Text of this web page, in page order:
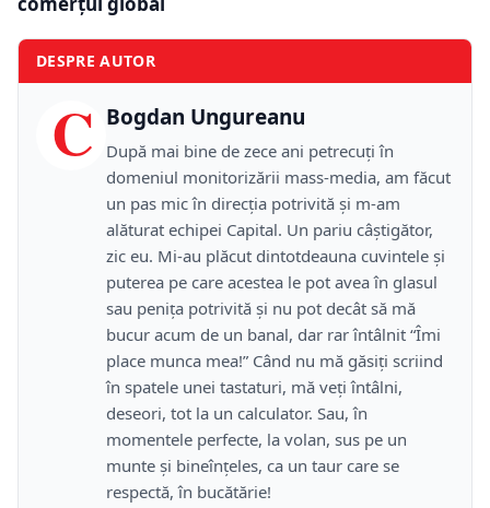
DESPRE AUTOR
C Bogdan Ungureanu
După mai bine de zece ani petrecuţi în
domeniul monitorizării mass-media, am făcut
un pas mic în direcţia potrivită şi m-am
alăturat echipei Capital. Un pariu câştigător,
zic eu. Mi-au plăcut dintotdeauna cuvintele şi
puterea pe care acestea le pot avea în glasul
sau peniţa potrivită şi nu pot decât să mă
bucur acum de un banal, dar rar întâlnit “Îmi
place munca mea!” Când nu mă găsiţi scriind
în spatele unei tastaturi, mă veţi întâlni,
deseori, tot la un calculator. Sau, în
momentele perfecte, la volan, sus pe un
munte şi bineînţeles, ca un taur care se
respectă, în bucătărie!